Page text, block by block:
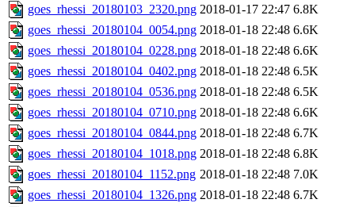
goes_rhessi_20180103_2320.png 2018-01-17 22:47 6.8K
goes_rhessi_20180104_0054.png 2018-01-18 22:48 6.6K
goes_rhessi_20180104_0228.png 2018-01-18 22:48 6.6K
goes_rhessi_20180104_0402.png 2018-01-18 22:48 6.5K
goes_rhessi_20180104_0536.png 2018-01-18 22:48 6.5K
goes_rhessi_20180104_0710.png 2018-01-18 22:48 6.6K
goes_rhessi_20180104_0844.png 2018-01-18 22:48 6.7K
goes_rhessi_20180104_1018.png 2018-01-18 22:48 6.8K
goes_rhessi_20180104_1152.png 2018-01-18 22:48 7.0K
goes_rhessi_20180104_1326.png 2018-01-18 22:48 6.7K